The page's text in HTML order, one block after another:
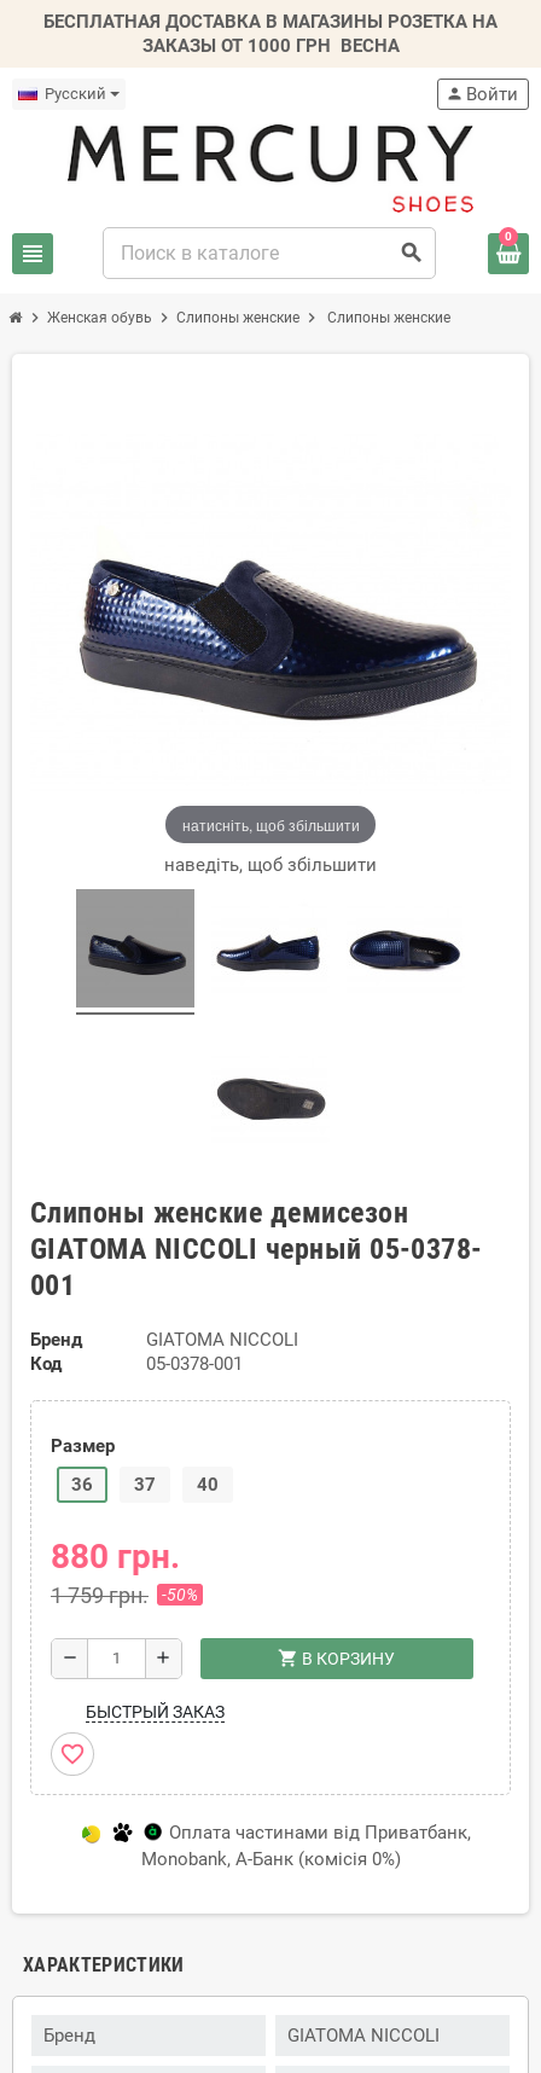
БЕСПЛАТНАЯ ДОСТАВКА В МАГАЗИНЫ РОЗЕТКА НА
ЗАКАЗЫ ОТ 1000 ГРН ВЕСНА
Русский
view_headline search
person Войти
0
chevron_right Женская обувь chevron_right Слипоны женские chevron_right Слипоны женские
натисніть, щоб збільшити
наведіть, щоб збільшити
Слипоны женские демисезон
GIATOMA NICCOLI черный 05-0378-
001
Бренд
GIATOMA NICCOLI
Код
05-0378-001
Размер
36
37 40
880 грн.
1 759 грн. -50%
remove add shopping_cart В КОРЗИНУ
БЫСТРЫЙ ЗАКАЗ
favorite_border
Оплата частинами від Приватбанк,
Monobank, А-Банк (комісія 0%)
ХАРАКТЕРИСТИКИ
Бренд GIATOMA NICCOLI